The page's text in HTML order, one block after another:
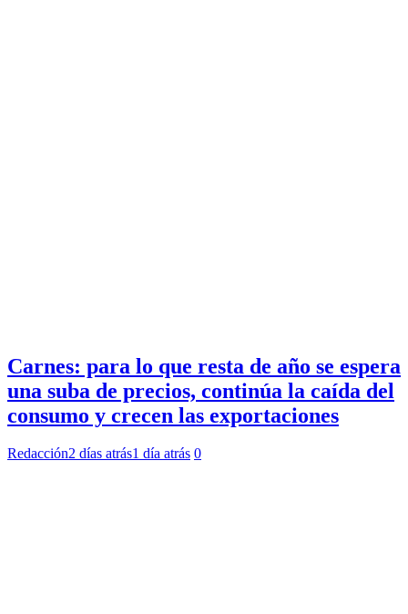
Carnes: para lo que resta de año se espera
una suba de precios, continúa la caída del
consumo y crecen las exportaciones
Redacción2 días atrás1 día atrás 0